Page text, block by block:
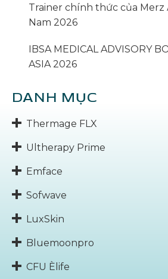
Trainer chính thức của Merz
Nam 2026
IBSA MEDICAL ADVISORY
ASIA 2026
DANH MỤC
Thermage FLX
Ultherapy Prime
Emface
Sofwave
LuxSkin
Bluemoonpro
CFU Èlife